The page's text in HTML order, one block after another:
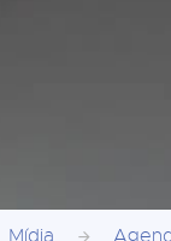
Mídia